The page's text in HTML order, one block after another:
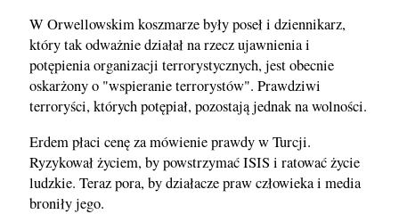
W Orwellowskim koszmarze były poseł i dziennikarz,
który tak odważnie działał na rzecz ujawnienia i
potępienia organizacji terrorystycznych, jest obecnie
oskarżony o "wspieranie terrorystów". Prawdziwi
terroryści, których potępiał, pozostają jednak na wolności.
Erdem płaci cenę za mówienie prawdy w Turcji.
Ryzykował życiem, by powstrzymać ISIS i ratować życie
ludzkie. Teraz pora, by działacze praw człowieka i media
broniły jego.